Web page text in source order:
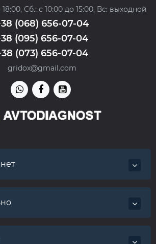
Сб.: с 10:00 до 15:00, Вс: выходной
(068) 656-07-04
(095) 656-07-04
(073) 656-07-04
gridox@gmail.com